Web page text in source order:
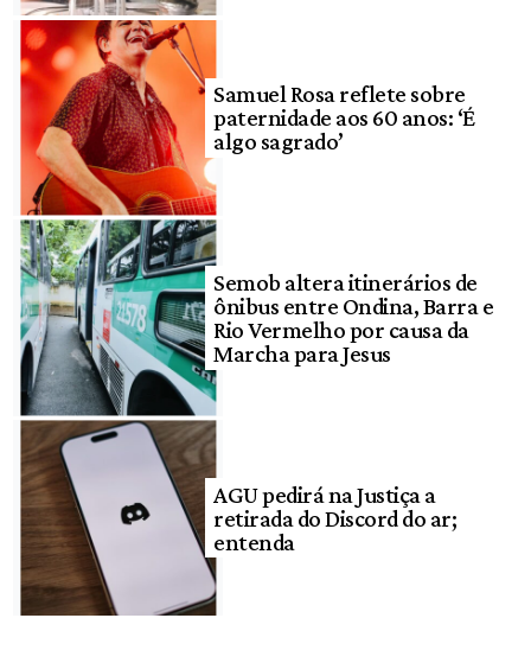
Samuel Rosa reflete sobre
paternidade aos 60 anos: ‘É
algo sagrado’
Semob altera itinerários de
ônibus entre Ondina, Barra e
Rio Vermelho por causa da
Marcha para Jesus
AGU pedirá na Justiça a
retirada do Discord do ar;
entenda